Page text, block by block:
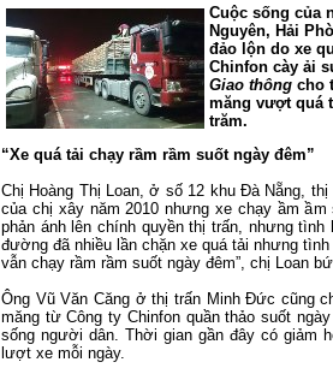
Cuộc sống của
Nguyên, Hải
đảo lộn do xe
Chinfon cày ải
Giao thông cho
măng vượt quá
trăm.
“Xe quá tải chạy rầm rầm suốt ngày đêm”
Chị Hoàng Thị Loan, ở số 12 khu Đà Nẵng,
của chị xây năm 2010 nhưng xe chạy ầm
phản ánh lên chính quyền thị trấn, nhưng
đường đã nhiều lần chặn xe quá tải nhưng
vẫn chạy rầm rầm suốt ngày đêm”, chị Loan
Ông Vũ Văn Căng ở thị trấn Minh Đức cũng
măng từ Công ty Chinfon quần thảo suốt
sống người dân. Thời gian gần đây có giảm
lượt xe mỗi ngày.